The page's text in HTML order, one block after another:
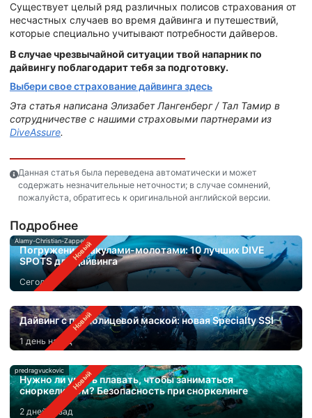
Существует целый ряд различных полисов страхования от
несчастных случаев во время дайвинга и путешествий,
которые специально учитывают потребности дайверов.
В случае чрезвычайной ситуации твой напарник по
дайвингу поблагодарит тебя за подготовку.
Выбери свое страхование дайвинга здесь
Эта статья написана Элизабет Лангенберг / Тал Тамир в
сотрудничестве с нашими страховыми партнерами из
DiveAssure.
Данная статья была переведена автоматически и может
содержать незначительные неточности; в случае сомнений,
пожалуйста, обратитесь к оригинальной английской версии.
Подробнее
Alamy-Christian-Zappel
Погружения с акулами-молотами: 10 лучших DIVE
SPOTS для дайвинга
Сегодня
Дайвинг с полнолицевой маской: новая Specialty SSI
1 день назад
predragvuckovic
Нужно ли уметь плавать, чтобы заниматься
сноркелингом? Безопасность при сноркелинге
2 дней назад